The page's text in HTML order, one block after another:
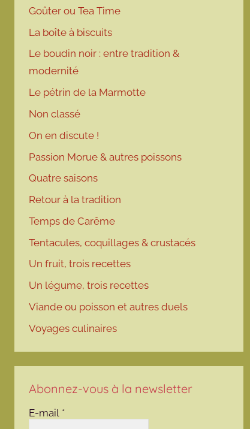
Goûter ou Tea Time
La boîte à biscuits
Le boudin noir : entre tradition &
modernité
Le pétrin de la Marmotte
Non classé
On en discute !
Passion Morue & autres poissons
Quatre saisons
Retour à la tradition
Temps de Carême
Tentacules, coquillages & crustacés
Un fruit, trois recettes
Un légume, trois recettes
Viande ou poisson et autres duels
Voyages culinaires
Abonnez-vous à la newsletter
E-mail *